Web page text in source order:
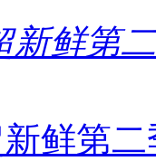
新鲜第
鲜第